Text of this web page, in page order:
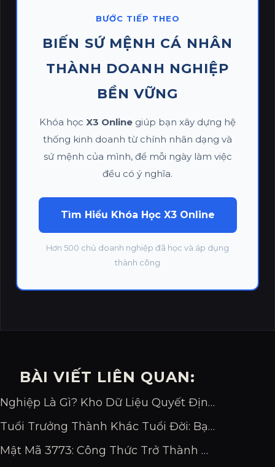
BÀI VIẾT LIÊN QUAN:
Nghiệp Là Gì? Kho Dữ Liệu Quyết Định Vận Mệnh Bạn
Tuổi Trưởng Thành Khác Tuổi Đời: Bạn Đang Bao Nhiêu?
Mật Mã 3773: Công Thức Trở Thành Chuyên Gia Đỉnh Cao
BƯỚC TIẾP THEO
BIẾN SỨ MỆNH CÁ NHÂN
THÀNH DOANH NGHIỆP
BỀN VỮNG
Khóa học X3 Online giúp bạn xây dựng hệ
thống kinh doanh từ chính nhân dạng và
sứ mệnh của mình, để mỗi ngày làm việc
đều có ý nghĩa.
Tìm Hiểu Khóa Học X3 Online
Hơn 500 chủ doanh nghiệp đã học và áp dụng
thành công